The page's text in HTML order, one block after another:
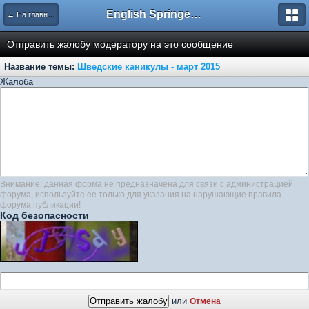
← На главную English Springer Spaniel Club
Отправить жалобу модератору на это сообщение
Название темы: Шведские каникулы - март 2015
Жалоба
Внимание: данная форма не предназначена для связи с администрацией
форума, используйте ее только для указания на нарушающие правила
форума публикации!
Код безопасности
или Отмена